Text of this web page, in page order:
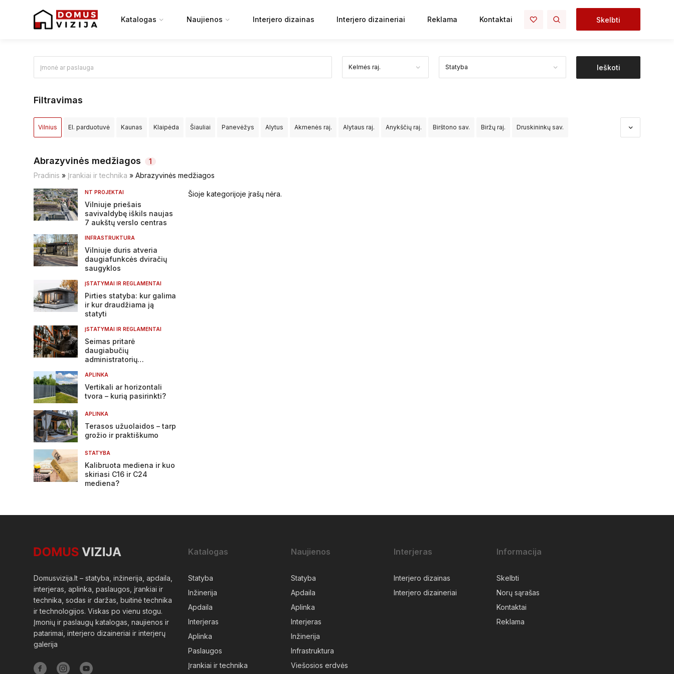
Katalogas Naujienos Interjero dizainas Interjero dizaineriai Reklama Kontaktai Skelbti
Ieškoti
Filtravimas
Vilnius El. parduotuvė Kaunas Klaipėda Šiauliai Panevėžys Alytus Akmenės raj. Alytaus raj. Anykščių raj. Birštono sav. Biržų raj. Druskininkų sav.
Kretingos raj. Kupiškio raj. Lazdijų raj. Marijampolės sav.
Pasvalio raj. Plungės raj. Radviliškio raj. Raseinių raj. Rietavo sav.
Širvintų raj. Švenčionių raj. Tauragės raj.
Abrazyvinės medžiagos
1
Pradinis » Įrankiai ir technika » Abrazyvinės medžiagos
NT PROJEKTAI
Vilniuje priešais
savivaldybę iškils naujas
7 aukštų verslo centras
INFRASTRUKTURA
Vilniuje duris atveria
daugiafunkcės dviračių
saugyklos
ĮSTATYMAI IR REGLAMENTAI
Pirties statyba: kur galima
ir kur draudžiama ją
statyti
ĮSTATYMAI IR REGLAMENTAI
Seimas pritarė
daugiabučių
administratorių
APLINKA
Vertikali ar horizontali
tvora – kurią pasirinkti?
APLINKA
Terasos užuolaidos – tarp
grožio ir praktiškumo
STATYBA
Kalibruota mediena ir kuo
skiriasi C16 ir C24
mediena?
Šioje kategorijoje įrašų nėra.
Domusvizija.lt – statyba, inžinerija, apdaila,
interjeras, aplinka, paslaugos, įrankiai ir
technika, sodas ir daržas, buitinė technika
ir technologijos. Viskas po vienu stogu.
Įmonių ir paslaugų katalogas, naujienos ir
patarimai, interjero dizaineriai ir interjerų
galerija
Katalogas
Statyba
Inžinerija
Apdaila
Interjeras
Aplinka
Paslaugos
Įrankiai ir technika
Naujienos
Statyba
Apdaila
Aplinka
Interjeras
Inžinerija
Infrastruktura
Viešosios erdvės
Interjeras
Interjero dizainas
Interjero dizaineriai
Informacija
Skelbti
Norų sąrašas
Kontaktai
Reklama